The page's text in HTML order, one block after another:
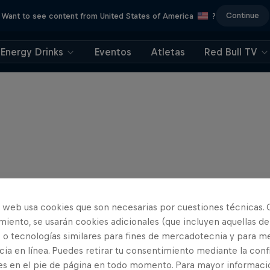
Want to see content from United States of America ? Continue
Energy Drinks Eventos Atletas Red Bull TV
web usa cookies que son necesarias por cuestiones técnicas.
se usarán cookies adicionales (que incluyen aquellas de
tecnologías similares para fines de mercadotecnia y para
en línea. Puedes retirar tu consentimiento mediante la
en el pie de página en todo momento. Para mayor